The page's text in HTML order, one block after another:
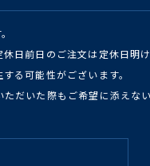
日前日のご注文は定休日明
る可能性がございます。
だいた際もご希望に添えない